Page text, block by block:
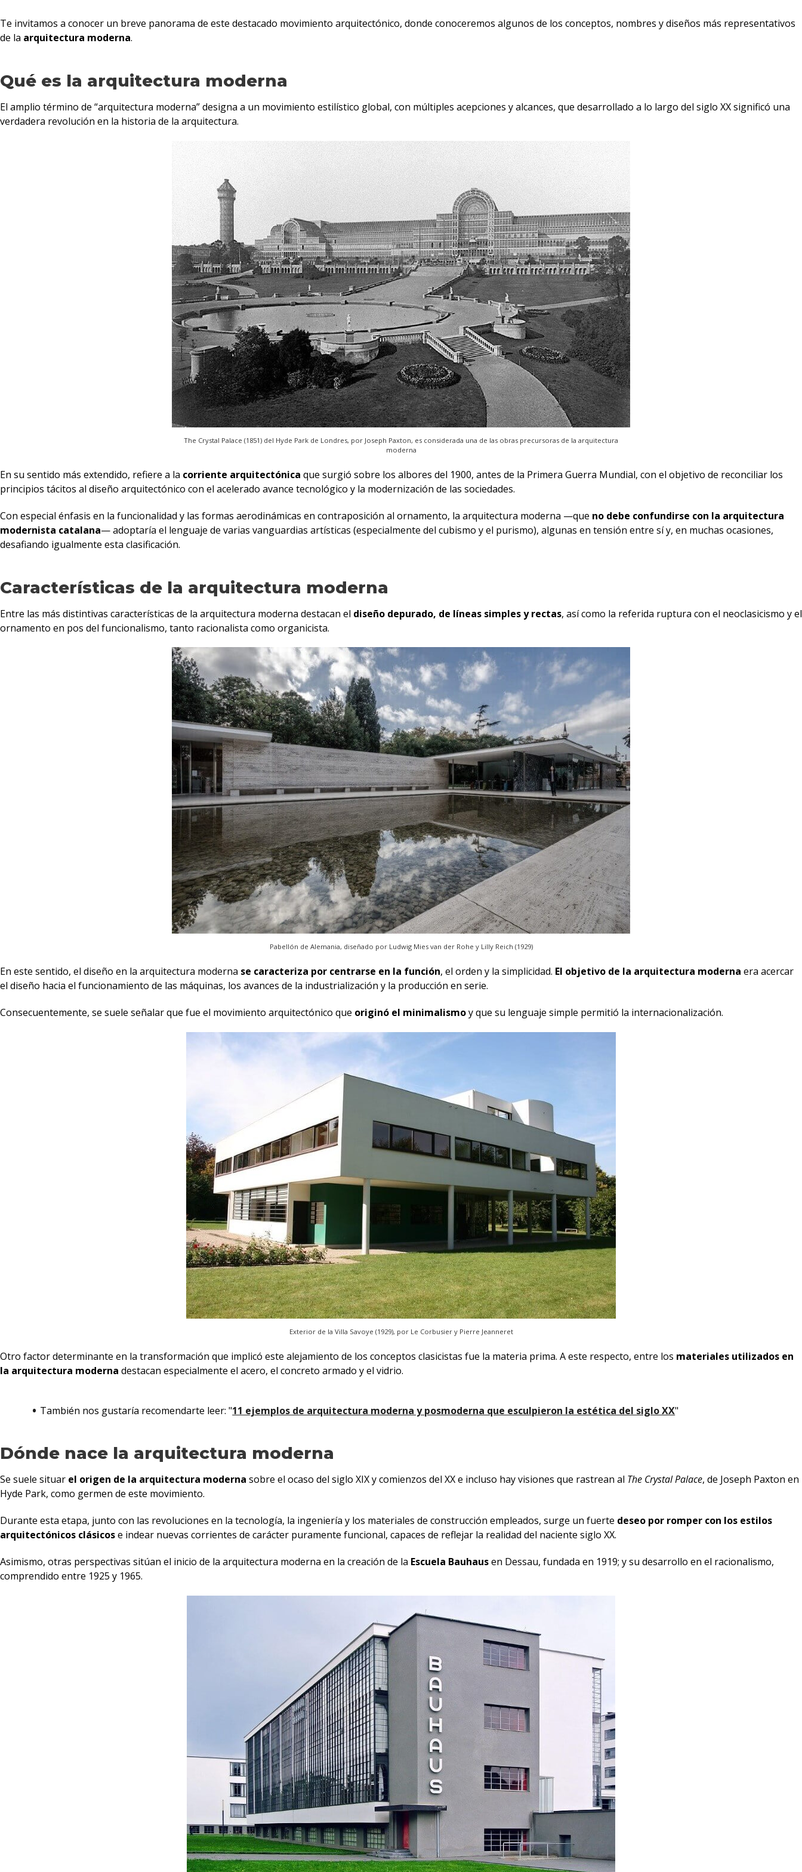
Te invitamos a conocer un breve panorama de este destacado movimiento arquitectónico, donde conoceremos algunos de los conceptos, nombres y diseños más representativos
de la arquitectura moderna.
Qué es la arquitectura moderna
El amplio término de “arquitectura moderna” designa a un movimiento estilístico global, con múltiples acepciones y alcances, que desarrollado a lo largo del siglo XX significó una
verdadera revolución en la historia de la arquitectura.
The Crystal Palace (1851) del Hyde Park de Londres, por Joseph Paxton, es considerada una de las obras precursoras de la arquitectura
moderna
En su sentido más extendido, refiere a la corriente arquitectónica que surgió sobre los albores del 1900, antes de la Primera Guerra Mundial, con el objetivo de reconciliar los
principios tácitos al diseño arquitectónico con el acelerado avance tecnológico y la modernización de las sociedades.
Con especial énfasis en la funcionalidad y las formas aerodinámicas en contraposición al ornamento, la arquitectura moderna —que no debe confundirse con la arquitectura
modernista catalana— adoptaría el lenguaje de varias vanguardias artísticas (especialmente del cubismo y el purismo), algunas en tensión entre sí y, en muchas ocasiones,
desafiando igualmente esta clasificación.
Características de la arquitectura moderna
Entre las más distintivas características de la arquitectura moderna destacan el diseño depurado, de líneas simples y rectas, así como la referida ruptura con el neoclasicismo y el
ornamento en pos del funcionalismo, tanto racionalista como organicista.
Pabellón de Alemania, diseñado por Ludwig Mies van der Rohe y Lilly Reich (1929)
En este sentido, el diseño en la arquitectura moderna se caracteriza por centrarse en la función, el orden y la simplicidad. El objetivo de la arquitectura moderna era acercar
el diseño hacia el funcionamiento de las máquinas, los avances de la industrialización y la producción en serie.
Consecuentemente, se suele señalar que fue el movimiento arquitectónico que originó el minimalismoy que su lenguaje simple permitió la internacionalización.
Exterior de la Villa Savoye (1929), por Le Corbusier y Pierre Jeanneret
Otro factor determinante en la transformación que implicó este alejamiento de los conceptos clasicistas fue la materia prima. A este respecto, entre los materiales utilizados en
la arquitectura moderna destacan especialmente el acero, el concreto armado y el vidrio.
También nos gustaría recomendarte leer: "11 ejemplos de arquitectura moderna y posmoderna que esculpieron la estética del siglo XX"
Dónde nace la arquitectura moderna
Se suele situar el origen de la arquitectura moderna sobre el ocaso del siglo XIX y comienzos del XX e incluso hay visiones que rastrean al The Crystal Palace, de Joseph Paxton en
Hyde Park, como germen de este movimiento.
Durante esta etapa, junto con las revoluciones en la tecnología, la ingeniería y los materiales de construcción empleados, surge un fuerte deseo por romper con los estilos
arquitectónicos clásicose indear nuevas corrientes de carácter puramente funcional, capaces de reflejar la realidad del naciente siglo XX.
Asimismo, otras perspectivas sitúan el inicio de la arquitectura moderna en la creación de la Escuela Bauhausen Dessau, fundada en 1919; y su desarrollo en el racionalismo,
comprendido entre 1925 y 1965.